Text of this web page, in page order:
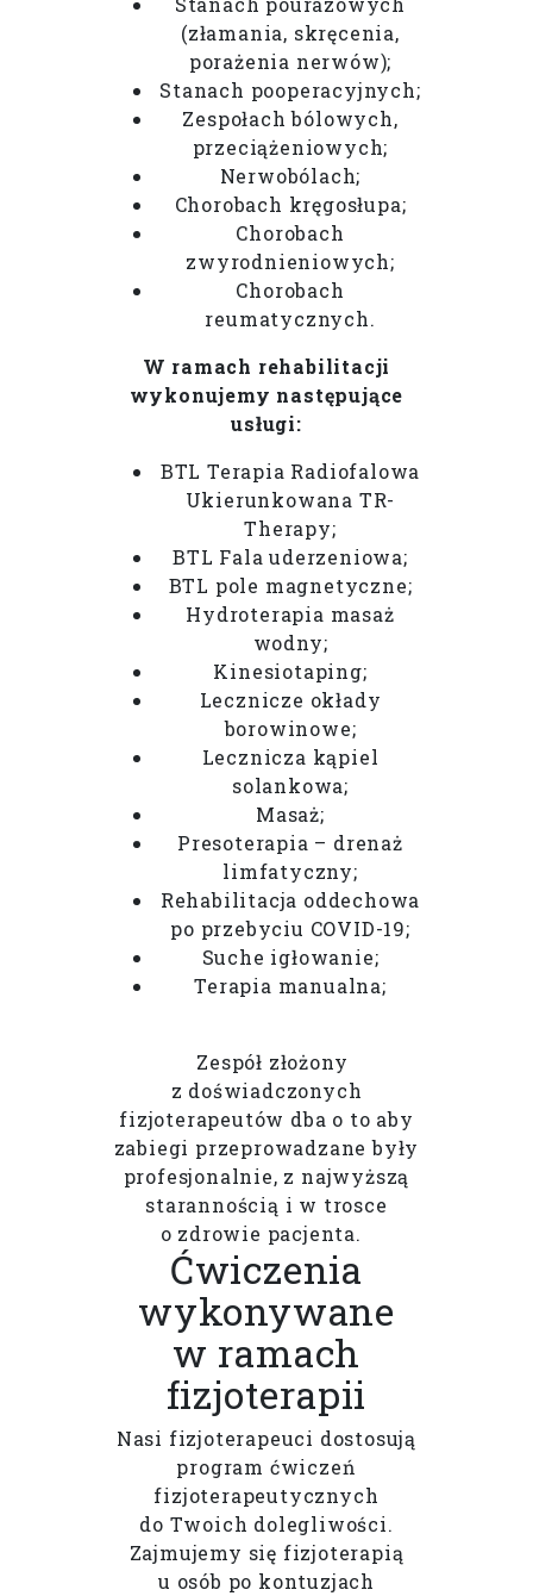
(złamania, skręcenia,
porażenia nerwów);
Stanach pooperacyjnych;
Zespołach bólowych,
przeciążeniowych;
Nerwobólach;
Chorobach kręgosłupa;
Chorobach
zwyrodnieniowych;
Chorobach
reumatycznych.
W ramach rehabilitacji
wykonujemy następujące
usługi:
BTL Terapia Radiofalowa
Ukierunkowana TR-
Therapy;
BTL Fala uderzeniowa;
BTL pole magnetyczne;
Hydroterapia masaż
wodny;
Kinesiotaping;
Lecznicze okłady
borowinowe;
Lecznicza kąpiel
solankowa;
Masaż;
Presoterapia – drenaż
limfatyczny;
Rehabilitacja oddechowa
po przebyciu COVID-19;
Suche igłowanie;
Terapia manualna;
Zespół złożony
z doświadczonych
fizjoterapeutów dba o to aby
zabiegi przeprowadzane były
profesjonalnie, z najwyższą
starannością i w trosce
o zdrowie pacjenta.
Ćwiczenia
wykonywane
w ramach
fizjoterapii
Nasi fizjoterapeuci dostosują
program ćwiczeń
fizjoterapeutycznych
do Twoich dolegliwości.
Zajmujemy się fizjoterapią
u osób po kontuzjach